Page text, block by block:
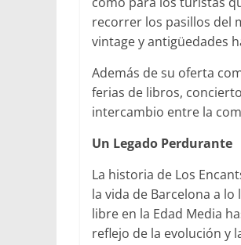
recorrer los pasillos del
vintage y antigüedades
Además de su oferta
ferias de libros,
intercambio entre la
Un Legado Perdurante
La historia de Los
la vida de Barcelona a
libre en la Edad Media
reflejo de la evolución y